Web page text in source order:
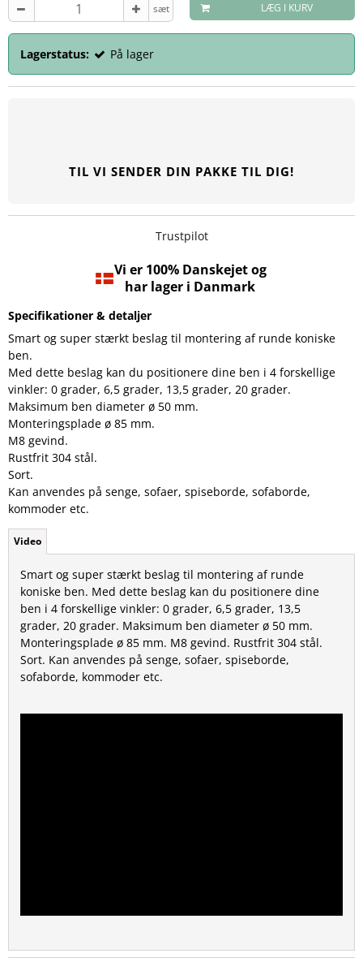
sæt LÆG I KURV
Lagerstatus: På lager
TIL VI SENDER DIN PAKKE TIL DIG!
Trustpilot
Vi er 100% Danskejet og
har lager i Danmark
Specifikationer & detaljer
Smart og super stærkt beslag til montering af runde koniske
ben.
Med dette beslag kan du positionere dine ben i 4 forskellige
vinkler: 0 grader, 6,5 grader, 13,5 grader, 20 grader.
Maksimum ben diameter ø 50 mm.
Monteringsplade ø 85 mm.
M8 gevind.
Rustfrit 304 stål.
Sort.
Kan anvendes på senge, sofaer, spiseborde, sofaborde,
kommoder etc.
Video
Smart og super stærkt beslag til montering af runde
koniske ben. Med dette beslag kan du positionere dine
ben i 4 forskellige vinkler: 0 grader, 6,5 grader, 13,5
grader, 20 grader. Maksimum ben diameter ø 50 mm.
Monteringsplade ø 85 mm. M8 gevind. Rustfrit 304 stål.
Sort. Kan anvendes på senge, sofaer, spiseborde,
sofaborde, kommoder etc.